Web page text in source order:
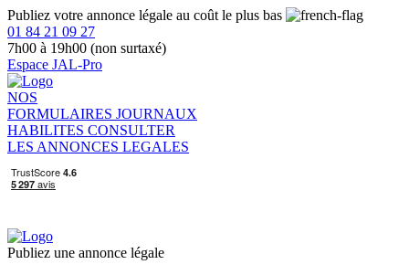
Publiez votre annonce légale au coût le plus bas
01 84 21 09 27
7h00 à 19h00 (non surtaxé)
Espace JAL-Pro
NOS
FORMULAIRES JOURNAUX
HABILITES CONSULTER
LES ANNONCES LEGALES
Publiez une annonce légale